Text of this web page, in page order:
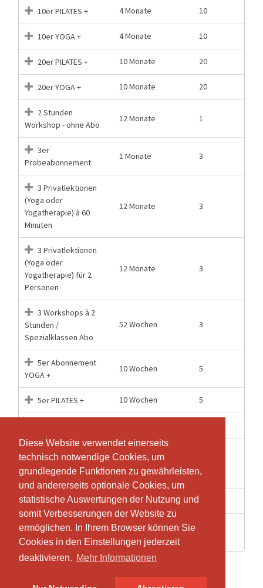
Diese Website verwendet einerseits
technisch notwendige Cookies, um
grundlegende Funktionen zu gewährleisten,
und andererseits optionale Cookies, um
statistische Auswertungen der Nutzung und
somit Verbesserungen der Website zu
ermöglichen. In Ihrem Browser können Sie
Cookies in den Einstellungen jederzeit
deaktivieren. Mehr Informationen
Diese Website verwendet einerseits
technisch notwendige Cookies, um
grundlegende Funktionen zu gewährleisten,
und andererseits optionale Cookies, um
statistische Auswertungen der Nutzung und
somit Verbesserungen der Website zu
ermöglichen. In Ihrem Browser können Sie
Cookies in den Einstellungen jederzeit
deaktivieren. Mehr Informationen
10er PILATES + 4 Monate 10
10er YOGA + 4 Monate 10
20er PILATES + 10 Monate 20
20er YOGA + 10 Monate 20
2 Stunden
Workshop - ohne Abo
12 Monate 1
3er
Probeabonnement
1 Monate 3
3 Privatlektionen
(Yoga oder
Yogatherapie) à 60
Minuten
12 Monate 3
3 Privatlektionen
(Yoga oder
Yogatherapie) für 2
Personen
12 Monate 3
3 Workshops à 2
Stunden /
Spezialklassen Abo
52 Wochen 3
5er Abonnement
YOGA +
10 Wochen 5
5er PILATES + 10 Wochen 5
Privatlektion (Yoga
oder Yogatherapie) à
60 Minuten
12 Monate
Probelektion 10 Wochen
Yin Yoga mit
Klangbad (75 Minuten)
52 Wochen